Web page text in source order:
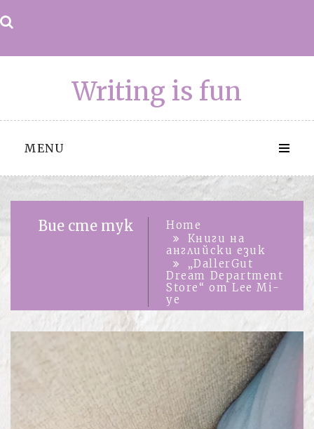
to
Writing is fun
MENU
Вие сте тук
Home
Книги на
английски език
„DallerGut
Dream Department
Store“ от Lee Mi-
ye